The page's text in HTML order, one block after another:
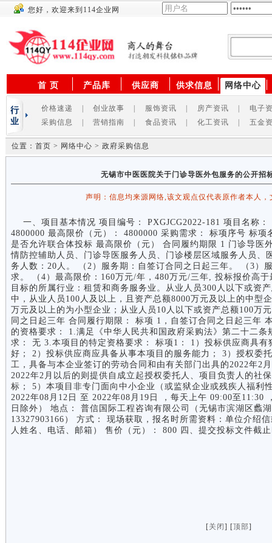
您好，欢迎来到114企业网
首 页 产品库 供应商 供求信息 网络中心
价格速递 创业故事 服饰资讯 房产资讯
电子
采购信息
营销指南 食品资讯 化工资讯 五金
位置：首页 > 网络中心 > 政府采购信息
无锡市中医医院关于门诊导医外包服务的公开招
声明：信息均来源网络,该文观点仅代表原作者本人
一、项目基本情况 项目编号： PXGJCG2022-181 项目名称
4800000 最高限价（元）： 4800000 采购需求： 标项序号 标
是否允许联合体投标 最高限价（元） 合同履约期限 1 门诊导医
情防控辅助人员、门诊导医服务人员、门诊楼层区域服务人员、
务人数：20人。 （2）服务期：自签订合同之日起三年。 （3）
求。 （4）最高限价：160万元/年，480万元/三年, 投标报价高
目标的所属行业：租赁和商务服务业。从业人员300人以下或资
中，从业人员100人及以上，且资产总额8000万元及以上的中型
万元及以上的为小型企业；从业人员10人以下或资产总额100万
同之日起三年 合同履行期限： 标项 1，自签订合同之日起三年
的资格要求： 1.满足《中华人民共和国政府采购法》第二十二
求： 无 3.本项目的特定资格要求： 标项1： 1）投标供应商具
好； 2）投标供应商应具备从事本项目的服务能力； 3）授权委
工，具备与本企业签订的劳动合同和由有关部门出具的2022年2
2022年2月以后的则提供自成立起授权委托人、项目负责人的社
标； 5）本项目非专门面向中小企业（或监狱企业或残疾人福利
2022年08月12日 至 2022年08月19日 ，每天上午 09:00至11:30
日除外） 地点： 普信国际工程咨询有限公司（无锡市滨湖区蠡
13327903166） 方式： 现场获取，报名时所需资料：单位介绍
人姓名、电话、邮箱） 售价（元）： 800 四、提交投标文件截
[关闭 ] [顶部]